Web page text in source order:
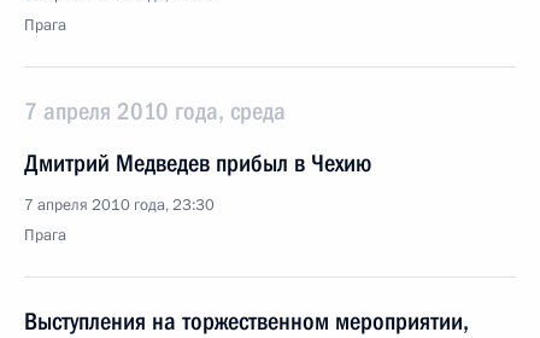
Прага
7 апреля 2010 года, среда
Дмитрий Медведев прибыл в Чехию
7 апреля 2010 года, 23:30
Прага
Выступления на торжественном мероприятии,